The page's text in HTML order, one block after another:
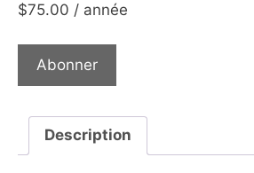
$75.00 / année
Abonner
Description